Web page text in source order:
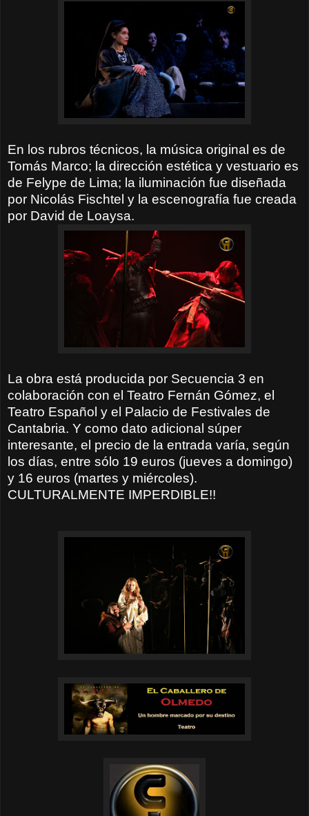
En los rubros técnicos, la música original es de
Tomás Marco; la dirección estética y vestuario es
de Felype de Lima; la iluminación fue diseñada
por Nicolás Fischtel y la escenografía fue creada
por David de Loaysa.
La obra está producida por Secuencia 3 en
colaboración con el Teatro Fernán Gómez, el
Teatro Español y el Palacio de Festivales de
Cantabria. Y como dato adicional súper
interesante, el precio de la entrada varía, según
los días, entre sólo 19 euros (jueves a domingo)
y 16 euros (martes y miércoles).
CULTURALMENTE IMPERDIBLE!!